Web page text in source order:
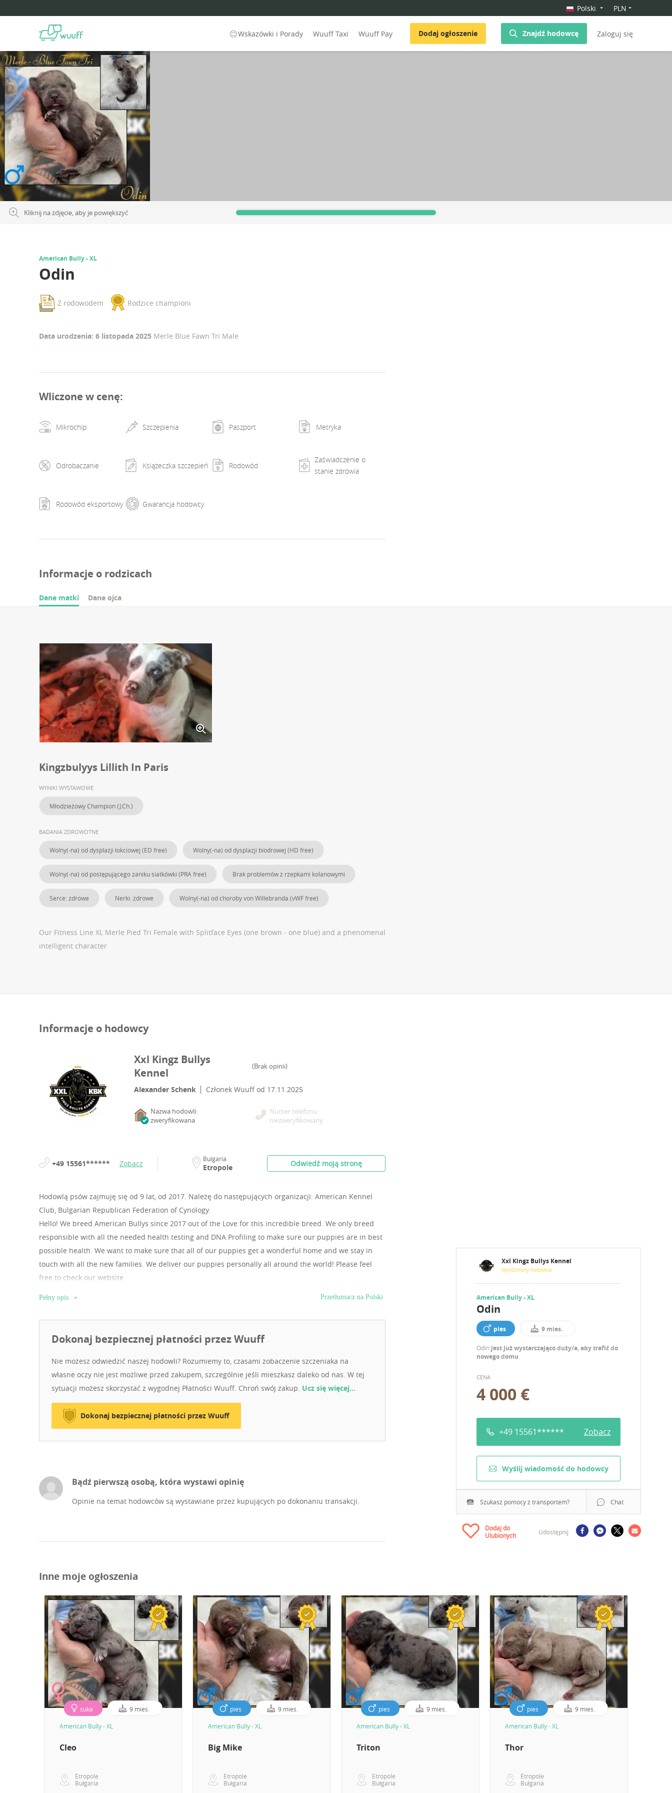
Polski PLN
Wskazówki i Porady Wuuff Taxi Wuuff Pay Dodaj ogłoszenie Znajdź hodowcę Zaloguj się
Kliknij na zdjęcie, aby je powiększyć
Xxl Kingz Bullys Kennel
Wyróżniony hodowca
American Bully - XL
Odin
pies 9 mies.
Odin jest już wystarczająco duży/a, aby trafić do
nowego domu
CENA
4 000 €
+49 15561****** Zobacz
Wyślij wiadomość do hodowcy
Szukasz pomocy z transportem? Chat
Dodaj do
Ulubionych
Udostępnij
American Bully - XL
Odin
Z rodowodem Rodzice championi
Data urodzenia: 6 listopada 2025 Merle Blue Fawn Tri Male
Wliczone w cenę:
Mikrochip Szczepienia Paszport Metryka
Odrobaczanie Książeczka szczepień Rodowód
Zaświadczenie o
stanie zdrowia
Rodowód eksportowy Gwarancja hodowcy
Informacje o rodzicach
Dane matki Dane ojca
Kingzbulyys Lillith In Paris
WYNIKI WYSTAWOWE
Młodzieżowy Champion (J.Ch.)
BADANIA ZDROWOTNE
Wolny(-na) od dysplazji łokciowej (ED free) Wolny(-na) od dysplazji biodrowej (HD free)
Wolny(-na) od postępującego zaniku siatkówki (PRA free) Brak problemów z rzepkami kolanowymi
Serce: zdrowe Nerki: zdrowe Wolny(-na) od choroby von Willebranda (vWF free)
Our Fitness Line XL Merle Pied Tri Female with Splitface Eyes (one brown - one blue) and a phenomenal
intelligent character
Informacje o hodowcy
Xxl Kingz Bullys
Kennel
(Brak opinii)
Alexander Schenk Członek Wuuff od 17.11.2025
Nazwa hodowli:
zweryfikowana
Numer telefonu:
niezweryfikowany
+49 15561****** Zobacz Bulgaria
Etropole Odwiedź moją stronę
Hodowlą psów zajmuję się od 9 lat, od 2017. Należę do następujących organizacji: American Kennel
Club, Bulgarian Republican Federation of Cynology.
Hello! We breed American Bullys since 2017 out of the Love for this incredible breed. We only breed
responsible with all the needed health testing and DNA Profiling to make sure our puppies are in best
possible health. We want to make sure that all of our puppies get a wonderful home and we stay in
touch with all the new families. We deliver our puppies personally all around the world! Please feel
free to check our website
Pełny opis Przetłumacz na Polski
Dokonaj bezpiecznej płatności przez Wuuff
Nie możesz odwiedzić naszej hodowli? Rozumiemy to, czasami zobaczenie szczeniaka na
własne oczy nie jest możliwe przed zakupem, szczególnie jeśli mieszkasz daleko od nas. W tej
sytuacji możesz skorzystać z wygodnej Płatności Wuuff. Chroń swój zakup. Ucz się więcej…
Dokonaj bezpiecznej płatności przez Wuuff
Bądź pierwszą osobą, która wystawi opinię
Opinie na temat hodowców są wystawiane przez kupujących po dokonaniu transakcji.
Inne moje ogłoszenia
suka 9 mies.
American Bully - XL
Cleo
Etropole
Bułgaria
pies 9 mies.
American Bully - XL
Big Mike
Etropole
Bułgaria
pies 9 mies.
American Bully - XL
Triton
Etropole
Bułgaria
pies 9 mies.
American Bully - XL
Thor
Etropole
Bułgaria